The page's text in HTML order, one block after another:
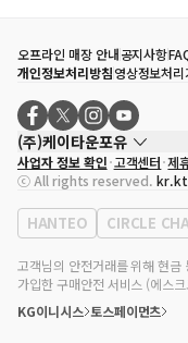
오프라인 매장 안내공지사항
개인정보처리방침영상정보처
(주)케이타운포유
대표자
송효민
사업자등록번호
120-87-
통신판매업 신고번호 제2011-
대표전화
02-552-
사업자 정보 확인 고객센터 제
ⓒ All rights reserved.
HANTEO CIRCLE
고객님의 안전거래를 위해 현금
가입한 구매안전 서비스 (에스
KG이니시스 토스페이먼츠